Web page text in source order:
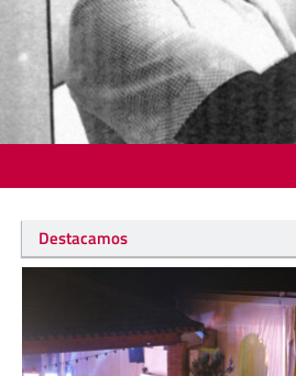
Destacamos